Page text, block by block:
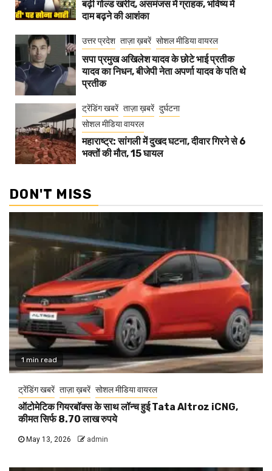
बढ़ी गोल्ड खरीद, असमंजस में ग्राहक, भविष्य में
दाम बढ़ने की आशंका
उत्तर प्रदेश ताज़ा ख़बरें सोशल मीडिया वायरल
सपा प्रमुख अखिलेश यादव के छोटे भाई प्रतीक
यादव का निधन, बीजेपी नेता अपर्णा यादव के पति थे
प्रतीक
ट्रेंडिंग खबरें ताज़ा ख़बरें दुर्घटना
सोशल मीडिया वायरल
महाराष्ट्र: सांगली में दुखद घटना, दीवार गिरने से 6
भक्तों की मौत, 15 घायल
DON'T MISS
1 min read
ट्रेंडिंग खबरें ताज़ा ख़बरें सोशल मीडिया वायरल
ऑटोमेटिक गियरबॉक्स के साथ लॉन्च हुई Tata Altroz iCNG,
कीमत सिर्फ 8.70 लाख रुपये
May 13, 2026 admin